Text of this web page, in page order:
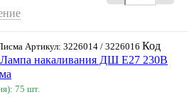
Артикул: 3226014 / 3226016 Код
Лампа накаливания ДШ Е27 230В
75 шт.